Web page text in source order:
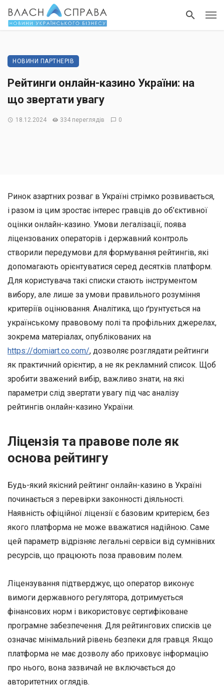
НОВИНИ ПАРТНЕРІВ
Рейтинги онлайн-казино України: на
що звертати увагу
18.12.2024 334 переглядів 0
Ринок азартних розваг в Україні стрімко розвивається,
і разом із цим зростає інтерес гравців до об’єктивної
оцінки онлайн-казино. Умови легалізації, поява
ліцензованих операторів і державний контроль
створили передумови для формування рейтингів, які
допомагають орієнтуватися серед десятків платформ.
Для користувача такі списки стають інструментом
вибору, але лише за умови правильного розуміння
критеріїв оцінювання. Аналітика, що ґрунтується на
українському правовому полі та профільних джерелах,
зокрема матеріалах, опублікованих на
https://domiart.co.com/, дозволяє розглядати рейтинги
як практичний орієнтир, а не як рекламний список. Щоб
зробити зважений вибір, важливо знати, на які
параметри слід звертати увагу під час аналізу
рейтингів онлайн-казино України.
Ліцензія та правове поле як
основа рейтингу
Будь-який якісний рейтинг онлайн-казино в Україні
починається з перевірки законності діяльності.
Наявність офіційної ліцензії є базовим критерієм, без
якого платформа не може вважатися надійною. Саме
цей параметр відрізняє легальні сервіси від сумнівних
ресурсів, що працюють поза правовим полем.
Ліцензування підтверджує, що оператор виконує
вимоги державного регулятора, дотримується
фінансових норм і використовує сертифіковане
програмне забезпечення. Для рейтингових списків це
означає мінімальний рівень безпеки для гравця. Якщо
платформа не має дозволу або приховує інформацію
про нього, вона зазвичай не включається до
авторитетних оглядів.